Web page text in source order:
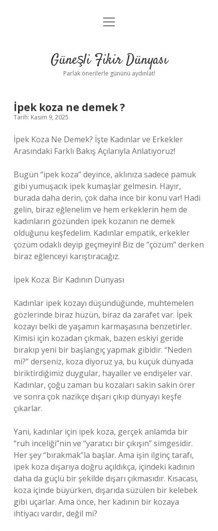
Anasayfa
Yasal Uyarı
menüyü
Güneşli Fikir Dünyası
Parlak önerilerle gününü aydınlat!
İpek koza ne demek ?
Tarih: Kasım 9, 2025
İpek Koza Ne Demek? İşte Kadınlar ve Erkekler
Arasındaki Farklı Bakış Açılarıyla Anlatıyoruz!
Bugün “ipek koza” deyince, aklınıza sadece pamuk
gibi yumuşacık ipek kumaşlar gelmesin. Hayır,
burada daha derin, çok daha ince bir konu var! Hadi
gelin, biraz eğlenelim ve hem erkeklerin hem de
kadınların gözünden ipek kozanın ne demek
olduğunu keşfedelim. Kadınlar empatik, erkekler
çözüm odaklı deyip geçmeyin! Biz de “çözüm” derken
biraz eğlenceyi karıştıracağız.
İpek Koza: Bir Kadının Dünyası
Kadınlar ipek kozayı düşündüğünde, muhtemelen
gözlerinde biraz hüzün, biraz da zarafet var. İpek
kozayı belki de yaşamın karmaşasına benzetirler.
Kimisi için kozadan çıkmak, bazen eskiyi geride
bırakıp yeni bir başlangıç yapmak gibidir. “Neden
mi?” derseniz, koza diyoruz ya, bu küçük dünyada
biriktirdiğimiz duygular, hayaller ve endişeler var.
Kadınlar, çoğu zaman bu kozaları sakin sakin örer
ve sonra çok nazikçe dışarı çıkıp dünyayı keşfe
çıkarlar.
Yani, kadınlar için ipek koza, gerçek anlamda bir
“ruh inceliği”nin ve “yaratıcı bir çıkışın” simgesidir.
Her şey “bırakmak”la başlar. Ama işin ilginç tarafı,
ipek koza dışarıya doğru açıldıkça, içindeki kadının
daha da güçlü bir şekilde dışarı çıkmasıdır. Kısacası,
koza içinde büyürken, dışarıda süzülen bir kelebek
gibi uçarlar. Ama önce, her kadının bir kozaya
ihtiyacı vardır, değil mi?